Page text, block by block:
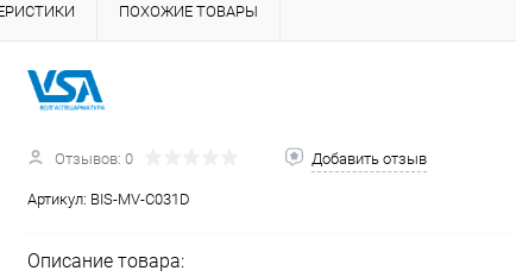
ПОХОЖИЕ ТОВАРЫ
Отзывов: 0 Добавить отзыв
Артикул: BIS-MV-C031D
Описание товара: